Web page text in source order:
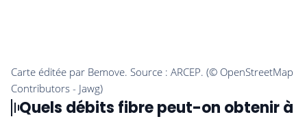
Quels débits fibre peut-on obtenir à